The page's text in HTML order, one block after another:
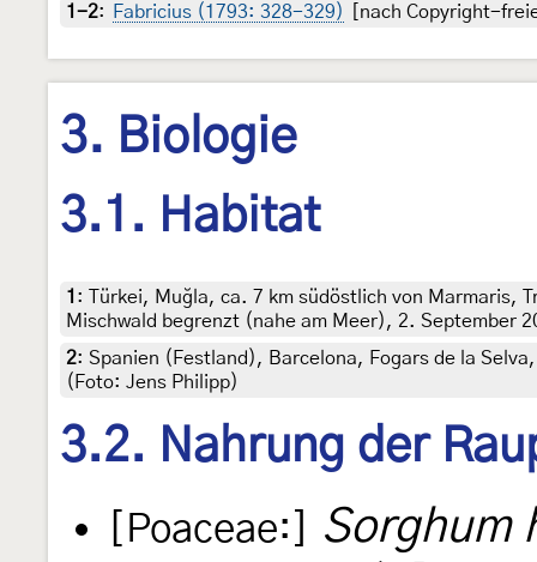
1-2: Fabricius (1793: 328-329) [nach Copyright-
3. Biologie
3.1. Habitat
1 : Türkei, Muğla, ca. 7 km südöstlich von Marmaris,
Mischwald begrenzt (nahe am Meer), 2. September
2: Spanien (Festland), Barcelona, Fogars de la
(Foto: Jens Philipp)
3.2. Nahrung der
[Poaceae:]
Sorghum